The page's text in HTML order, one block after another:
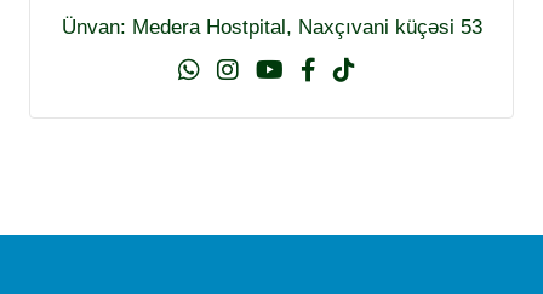
Ünvan: Medera Hostpital, Naxçıvani küçəsi 53